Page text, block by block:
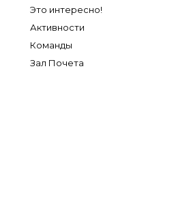
Это интересно!
Активности
Команды
Зал Почета